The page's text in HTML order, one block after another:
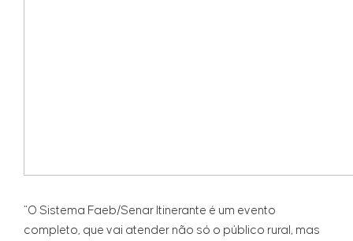
“O Sistema Faeb/Senar Itinerante é um evento
completo, que vai atender não só o público rural, mas